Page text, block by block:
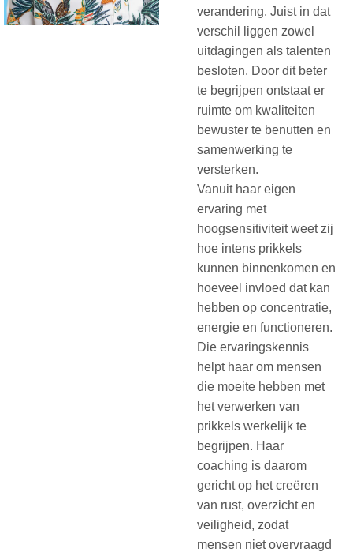
verandering. Juist in dat
verschil liggen zowel
uitdagingen als talenten
besloten. Door dit beter
te begrijpen ontstaat er
ruimte om kwaliteiten
bewuster te benutten en
samenwerking te
versterken.
Vanuit haar eigen
ervaring met
hoogsensitiviteit weet zij
hoe intens prikkels
kunnen binnenkomen en
hoeveel invloed dat kan
hebben op concentratie,
energie en functioneren.
Die ervaringskennis
helpt haar om mensen
die moeite hebben met
het verwerken van
prikkels werkelijk te
begrijpen. Haar
coaching is daarom
gericht op het creëren
van rust, overzicht en
veiligheid, zodat
mensen niet overvraagd